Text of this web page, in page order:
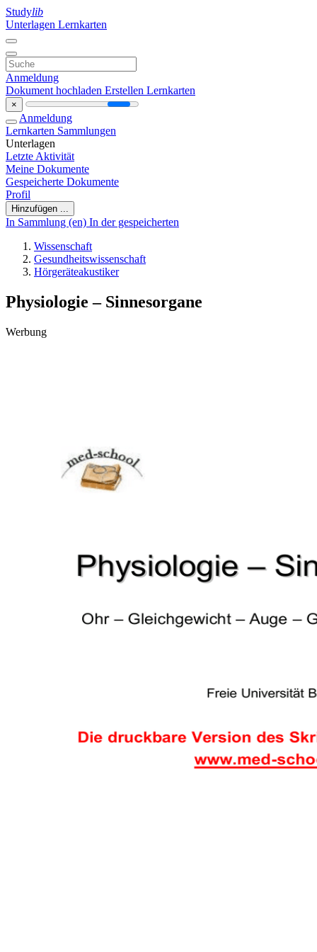
Studylib
Unterlagen Lernkarten
Anmeldung
Dokument hochladen Erstellen Lernkarten
×
Anmeldung
Lernkarten Sammlungen
Unterlagen
Letzte Aktivität
Meine Dokumente
Gespeicherte Dokumente
Profil
Hinzufügen ...
In Sammlung (en) In der gespeicherten
Wissenschaft
Gesundheitswissenschaft
Hörgeräteakustiker
Physiologie – Sinnesorgane
Werbung